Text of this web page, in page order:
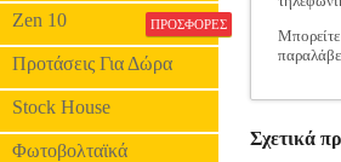
Zen 10 ΠΡΟΣΦΟΡΕΣ
Προτάσεις Για Δώρα
Stock House
Φωτοβολταϊκά
Σχετικά